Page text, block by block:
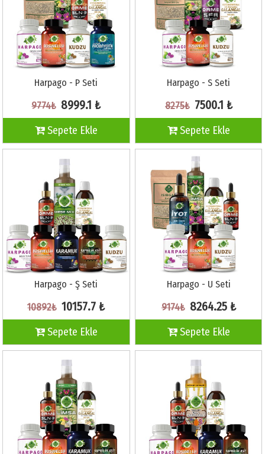
Harpago - P Seti
9774₺ 8999.1 ₺
Sepete Ekle
Harpago - S Seti
8275₺ 7500.1 ₺
Sepete Ekle
Harpago - Ş Seti
10892₺ 10157.7 ₺
Sepete Ekle
Harpago - U Seti
9174₺ 8264.25 ₺
Sepete Ekle